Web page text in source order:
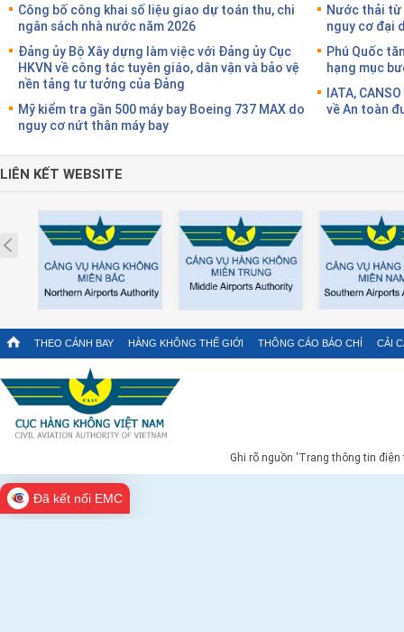
Công bố công khai số liệu giao dự toán thu, chi
ngân sách nhà nước năm 2026
Đảng ủy Bộ Xây dựng làm việc với Đảng ủy Cục
HKVN về công tác tuyên giáo, dân vận và bảo vệ
nền tảng tư tưởng của Đảng
Mỹ kiểm tra gần 500 máy bay Boeing 737 MAX do
nguy cơ nứt thân máy bay
Nước thải từ
nguy cơ đại
Phú Quốc
hạng mục
IATA,
về An toàn
LIÊN KẾT WEBSITE
Prev
THEO CÁNH BAY HÀNG KHÔNG THẾ GIỚI THÔNG CÁO BÁO CHÍ CẢI
Ghi rõ nguồn 'Trang thông tin
Đã kết nối EMC